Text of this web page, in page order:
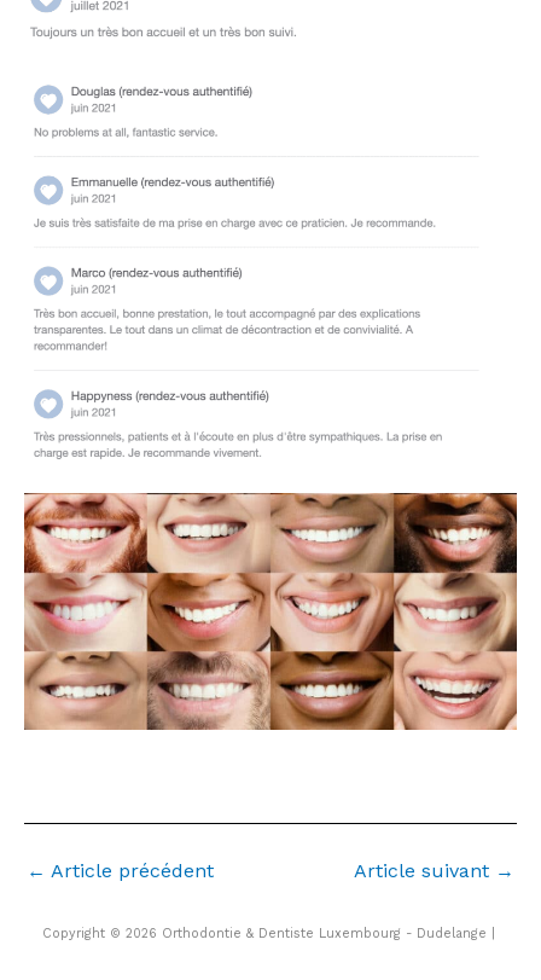
← Article précédent Article suivant →
Copyright © 2026 Orthodontie & Dentiste Luxembourg - Dudelange |